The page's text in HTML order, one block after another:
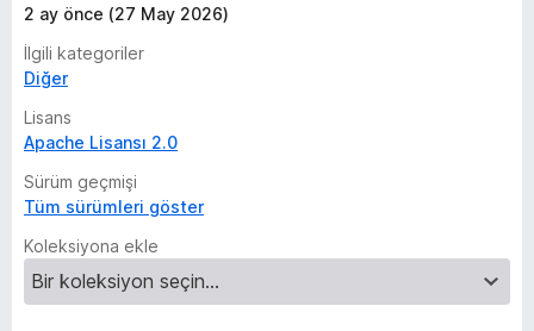
2 ay önce (27 May 2026)
İlgili kategoriler
Diğer
Lisans
Apache Lisansı 2.0
Sürüm geçmişi
Tüm sürümleri göster
Koleksiyona ekle